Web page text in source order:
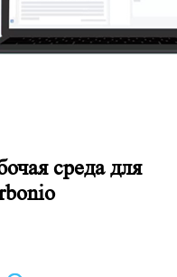
среда для